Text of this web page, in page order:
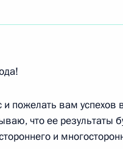
президиума
пожелать вам успехов
что ее результаты
и